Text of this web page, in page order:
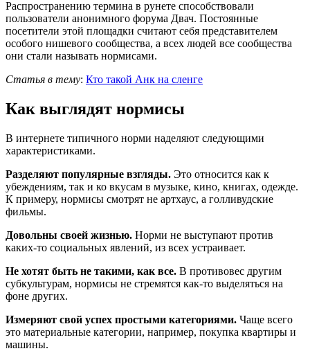
Распространению термина в рунете способствовали
пользователи анонимного форума Двач. Постоянные
посетители этой площадки считают себя представителем
особого нишевого сообщества, а всех людей все сообщества
они стали называть нормисами.
Статья в тему: Кто такой Анк на сленге
Как выглядят нормисы
В интернете типичного норми наделяют следующими
характеристиками.
Разделяют популярные взгляды. Это относится как к
убеждениям, так и ко вкусам в музыке, кино, книгах, одежде.
К примеру, нормисы смотрят не артхаус, а голливудские
фильмы.
Довольны своей жизнью. Норми не выступают против
каких-то социальных явлений, из всех устраивает.
Не хотят быть не такими, как все. В противовес другим
субкультурам, нормисы не стремятся как-то выделяться на
фоне других.
Измеряют свой успех простыми категориями. Чаще всего
это материальные категории, например, покупка квартиры и
машины.